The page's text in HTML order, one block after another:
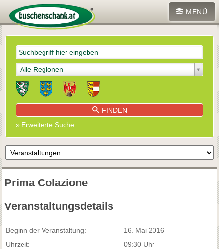
MENÜ
Alle Regionen
FINDEN
» Erweiterte Suche
Prima Colazione
Veranstaltungsdetails
Beginn der Veranstaltung:
16. Mai 2016
Uhrzeit:
09:30 Uhr